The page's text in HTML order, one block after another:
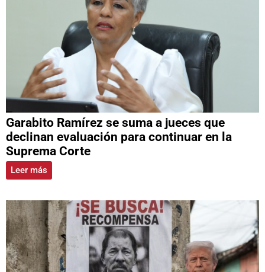
Garabito Ramírez se suma a jueces que
declinan evaluación para continuar en la
Suprema Corte
Leer más